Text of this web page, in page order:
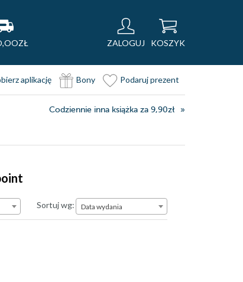
ZALOGUJ KOSZYK
aplikację Bony Podaruj prezent
Codziennie inna książka za 9,90zł
Sortuj wg:Data wydania
Data wydania